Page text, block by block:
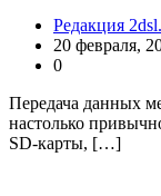
Редакция
20 февраля,
0
Передача данных
настолько
SD-карты, […]